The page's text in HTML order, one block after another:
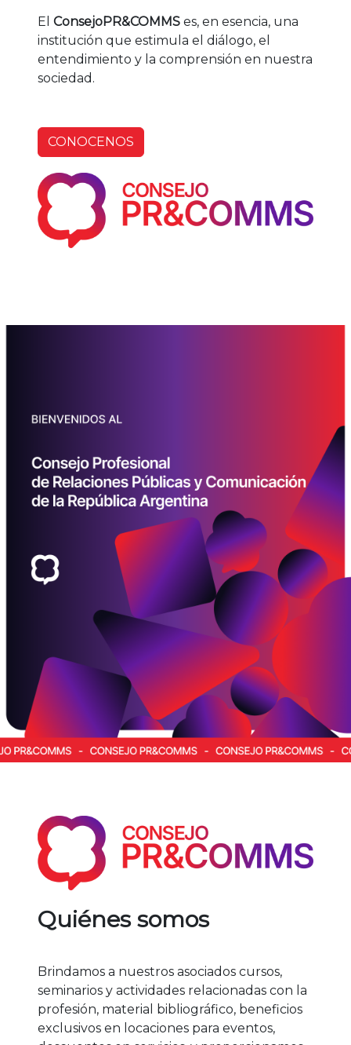
El ConsejoPR&COMMS es, en esencia, una
institución que estimula el diálogo, el
entendimiento y la comprensión en nuestra
sociedad.
CONOCENOS
Quiénes somos
Brindamos a nuestros asociados cursos,
seminarios y actividades relacionadas con la
profesión, material bibliográfico, beneficios
exclusivos en locaciones para eventos,